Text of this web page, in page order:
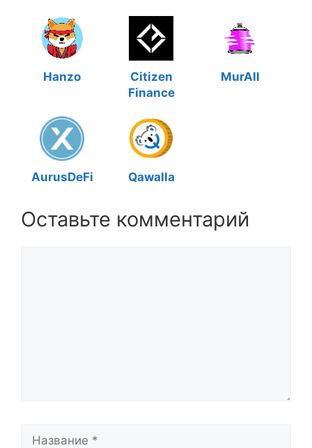
Hanzo
Citizen
Finance
MurAll
AurusDeFi Qawalla
Оставьте комментарий